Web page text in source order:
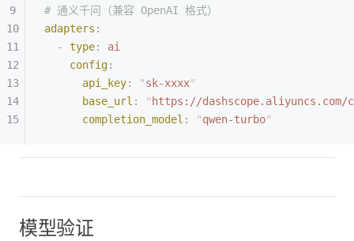
# 通义千问（兼容 OpenAI 格式）
adapters :
  -
type:
ai
    config
:
      api_key
: "sk-xxxx"
      base_url
: " https://dashscope.aliyuncs.com/
      completion_model
: "qwen-turbo"
模型验证